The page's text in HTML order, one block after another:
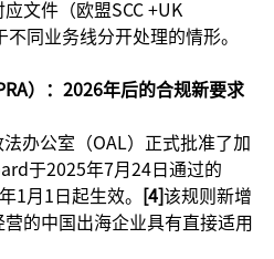
文件（欧盟SCC +UK
不同业务线分开处理的情形。
）：2026年后的合规新要求
办公室（OAL）正式批准了加
于2025年7月24日通过的
1月1日起生效。
[4]该规则新增
的中国出海企业具有直接适用